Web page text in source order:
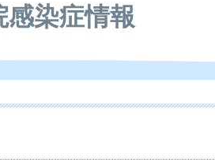
感染症情報